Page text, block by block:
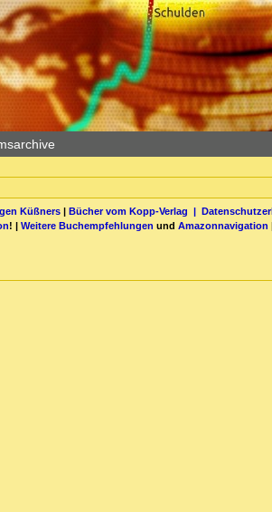
Küßners| Bücher vom Kopp-Verlag |
! | Weitere Buchempfehlungen und Amazonnavigation